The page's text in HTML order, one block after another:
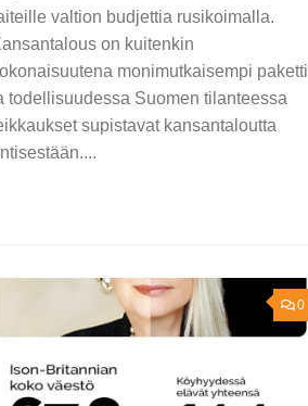
valtion budjettia rusikoimalla.
on kuitenkin
monimutkaisempi paketti
todellisuudessa Suomen tilanteessa
supistavat kansantaloutta
0